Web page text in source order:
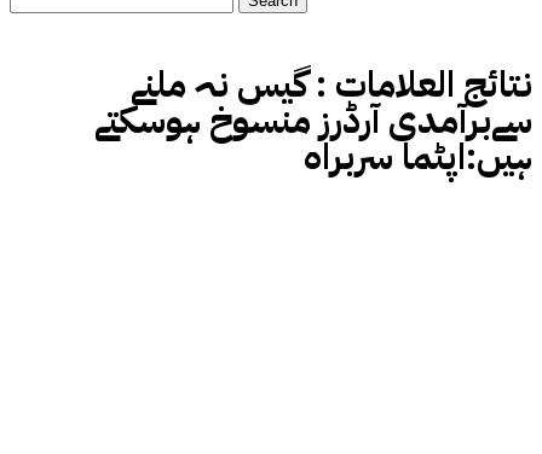
نتائج العلامات :گیس نہ ملنے
سےبرآمدی آرڈرز منسوخ ہوسکتے
ہیں:اپٹما سربراہ